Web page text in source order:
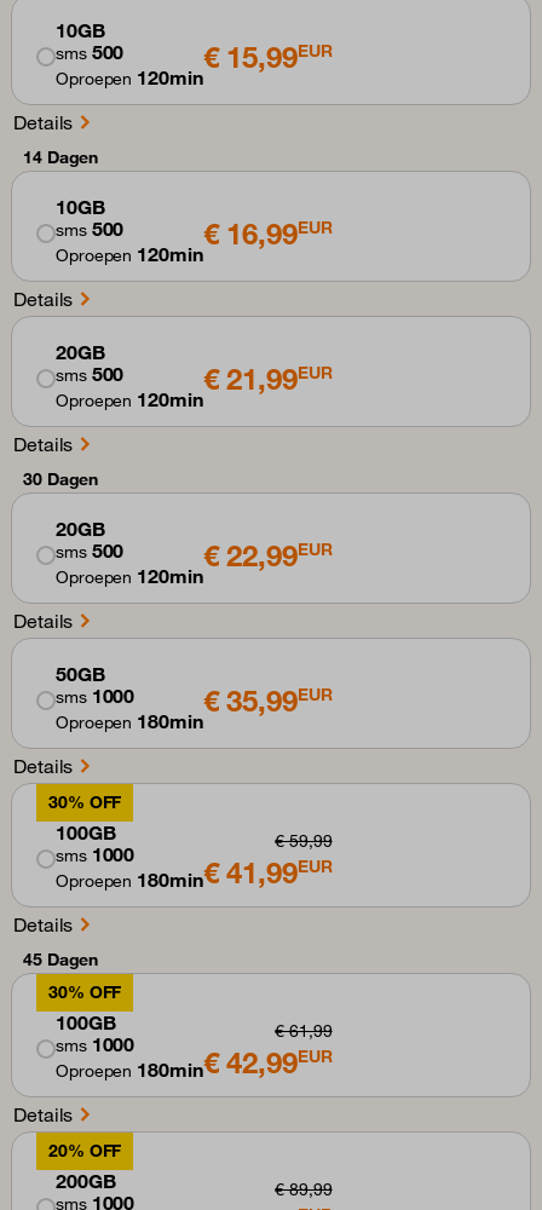
10GB
sms 500
Oproepen 120min
€ 15,99EUR
Details
14 Dagen
10GB
sms 500
Oproepen 120min
€ 16,99EUR
Details
20GB
sms 500
Oproepen 120min
€ 21,99EUR
Details
30 Dagen
20GB
sms 500
Oproepen 120min
€ 22,99EUR
Details
50GB
sms 1000
Oproepen 180min
€ 35,99EUR
Details
30% OFF
100GB
sms 1000
Oproepen 180min
€ 59,99
€ 41,99EUR
Details
45 Dagen
30% OFF
100GB
sms 1000
Oproepen 180min
€ 61,99
€ 42,99EUR
Details
20% OFF
200GB
sms 1000
€ 89,99